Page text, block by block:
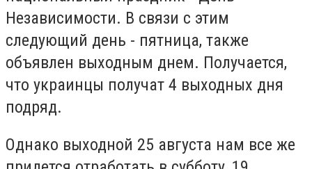
Независимости. В связи с этим
следующий день - пятница, также
объявлен выходным днем. Получается,
что украинцы получат 4 выходных дня
подряд.
Однако выходной 25 августа нам все же